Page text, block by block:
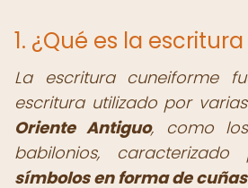
1. ¿Qué es la
La escritura cuneiforme
escritura utilizado por
Oriente Antiguo, como
babilonios,
símbolos en forma de cuñas